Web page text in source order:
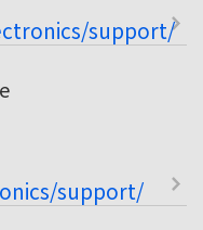
support/
support/